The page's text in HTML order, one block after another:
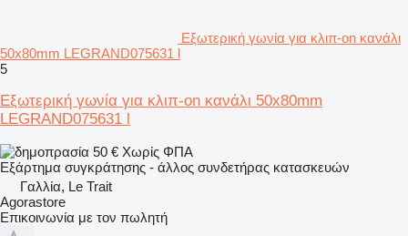
Εξωτερική γωνία για κλιπ-on κανάλι
50x80mm LEGRAND075631 l
5
Εξωτερική γωνία για κλιπ-on κανάλι 50x80mm
LEGRAND075631 l
50 € Χωρίς ΦΠΑ
Εξάρτημα συγκράτησης - άλλος συνδετήρας κατασκευών
Γαλλία, Le Trait
Agorastore
Επικοινωνία με τον πωλητή